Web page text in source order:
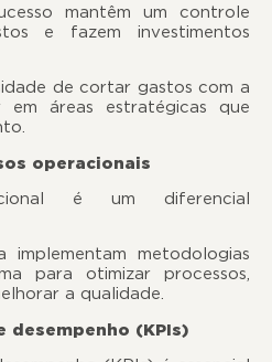
mantêm um controle
e fazem investimentos
de cortar gastos com a
em áreas estratégicas que
operacionais
é um diferencial
implementam metodologias
para otimizar processos,
a qualidade.
desempenho (KPIs)